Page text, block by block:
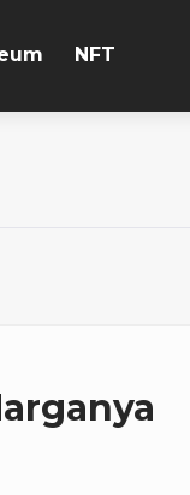
NFT